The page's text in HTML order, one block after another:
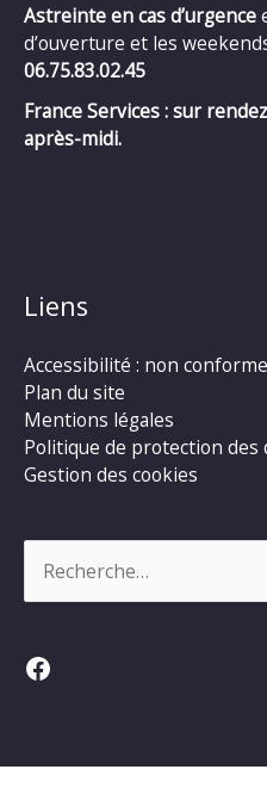
Astreinte en cas d’urgence
d’ouverture et les
06.75.83.02.45
France Services : sur
après-midi.
Liens
Accessibilité : non conforme
Plan du site
Mentions légales
Politique de protection des
Gestion des cookies
Facebook